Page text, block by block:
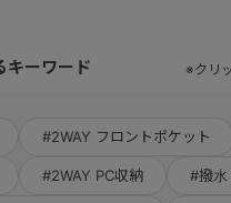
キーワード ※クリ
#2WAY フロントポケット
#2WAY PC収納 #撥水